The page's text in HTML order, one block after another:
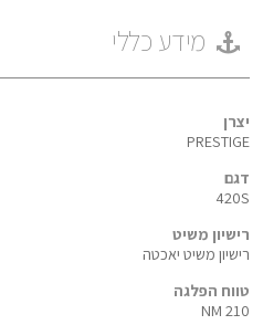
מידע כללי
יצרן
PRESTIGE
דגם
420S
רישיון משיט
רישיון משיט יאכטה
טווח הפלגה
210 NM